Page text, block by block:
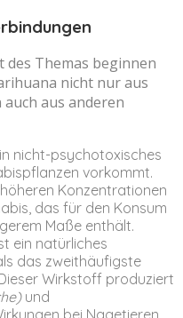
des Themas beginnen
nicht nur aus
aus anderen
nicht-psychotoxisches
vorkommt.
Konzentrationen
das für den Konsum
Maße enthält.
ein natürliches
das zweithäufigste
Wirkstoff produziert
und